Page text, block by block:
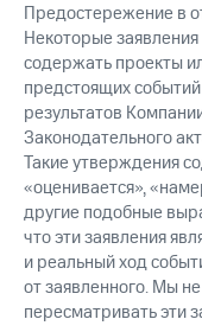
На главную
Предостережение в
Некоторые
содержать проекты
предстоящих
результатов
Законодательного
Такие утверждения
«оценивается»,
другие подобные
что эти заявления
и реальный ход
от заявленного. Мы
пересматривать эти